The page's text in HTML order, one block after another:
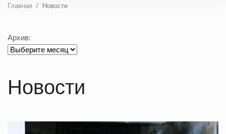
Главная Новости
Архив:
Новости